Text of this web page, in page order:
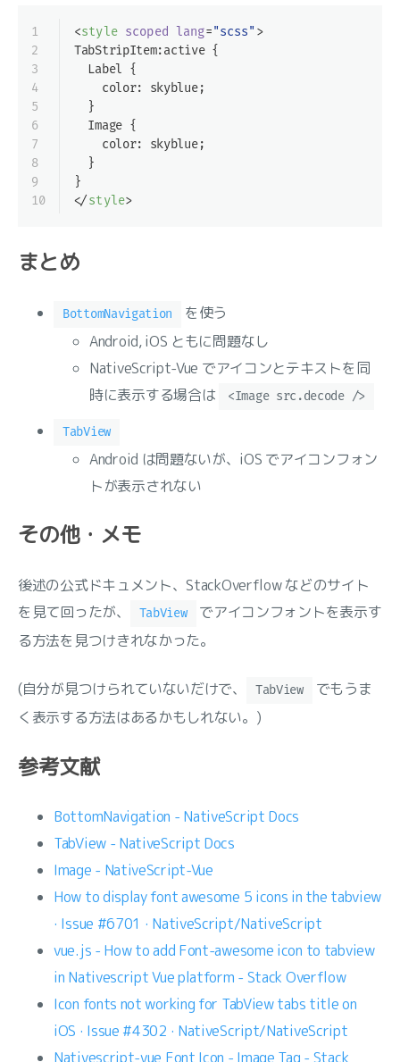
1
2
3
4
5
6
7
8
9
10
<style scoped lang="scss" >
TabStripItem:active {
  Label {
    color: skyblue;
  }
  Image {
    color: skyblue;
  }
}
</style>
まとめ
BottomNavigation
を使う
Android, iOS ともに問題なし
NativeScript-Vue でアイコンとテキストを同
時に表示する場合は
<Image src.decode />
TabView
Android は問題ないが、iOS でアイコンフォン
トが表示されない
その他・メモ
後述の公式ドキュメント、StackOverflow などのサイト
を見て回ったが、
TabView
でアイコンフォントを表示す
る方法を見つけきれなかった。
(自分が見つけられていないだけで、 TabView
でもうま
く表示する方法はあるかもしれない。)
参考文献
BottomNavigation - NativeScript Docs
TabView - NativeScript Docs
Image - NativeScript-Vue
How to display font awesome 5 icons in the tabview
· Issue #6701 · NativeScript/NativeScript
vue.js - How to add Font-awesome icon to tabview
in Nativescript Vue platform - Stack Overflow
Icon fonts not working for TabView tabs title on
iOS · Issue #4302 · NativeScript/NativeScript
Nativescript-vue Font Icon - Image Tag - Stack